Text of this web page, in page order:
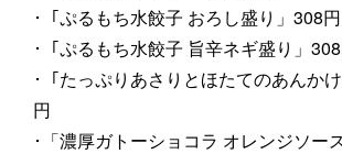
･「ぷるもち水餃子 おろし盛り」308円
･「ぷるもち水餃子 旨辛ネギ盛り」
･「たっぷりあさりとほたてのあんか
円
･「濃厚ガトーショコラ オレンジソー